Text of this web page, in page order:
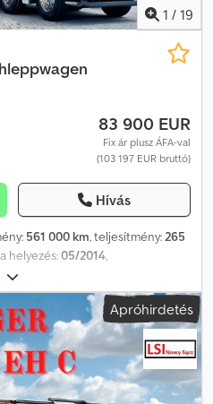
1 / 19
83 900 EUR
Fix ár plusz ÁFA-val
(103 197 EUR bruttó)
Hívás
561 000 km, teljesítmény:265
helyezés:05/2014,
automata, raktér hossza:7 800
mm, raktérmagasság:1 200 mm,
ABS, daru, légkondicionálás,
7,80 m + DARU +
JÓ ÁLLAPOTBAN!
561 000 km
Apróhirdetés